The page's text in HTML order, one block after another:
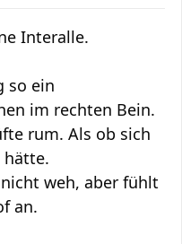
Interalle.
so ein
im rechten Bein.
rum. Als ob sich
hätte.
weh, aber fühlt
an.